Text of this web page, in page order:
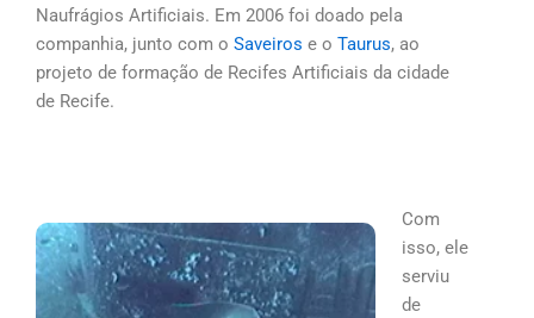
Naufrágios Artificiais. Em 2006 foi doado pela
companhia, junto com o Saveiros e o Taurus, ao
projeto de formação de Recifes Artificiais da cidade
de Recife.
Com
isso, ele
serviu
de